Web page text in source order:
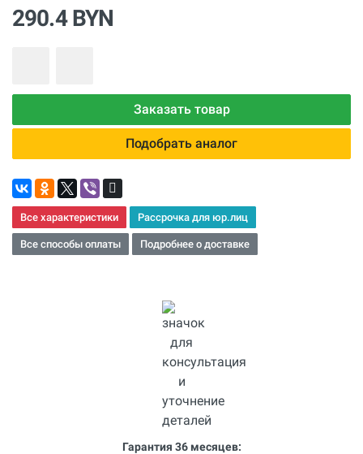
290.4 BYN
Заказать товар
Подобрать аналог
Все характеристики Рассрочка для юр.лиц
Все способы оплаты Подробнее о доставке
Гарантия 36 месяцев: